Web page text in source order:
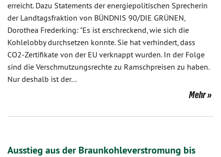
erreicht. Dazu Statements der energiepolitischen Sprecherin
der Landtagsfraktion von BÜNDNIS 90/DIE GRÜNEN,
Dorothea Frederking: "Es ist erschreckend, wie sich die
Kohlelobby durchsetzen konnte. Sie hat verhindert, dass
CO2-Zertifikate von der EU verknappt wurden. In der Folge
sind die Verschmutzungsrechte zu Ramschpreisen zu haben.
Nur deshalb ist der…
Mehr
Ausstieg aus der Braunkohleverstromung bis